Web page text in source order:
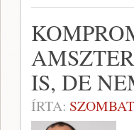
IS, DE
ÍRTA: SZOMBAT